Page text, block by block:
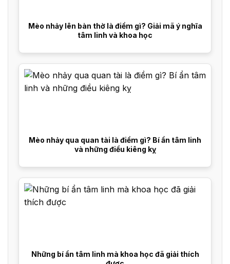
Mèo nhảy lên bàn thờ là điềm gì? Giải mã ý nghĩa
tâm linh và khoa học
Mèo nhảy qua quan tài là điềm gì? Bí ẩn tâm linh
và những điều kiêng kỵ
Những bí ẩn tâm linh mà khoa học đã giải thích